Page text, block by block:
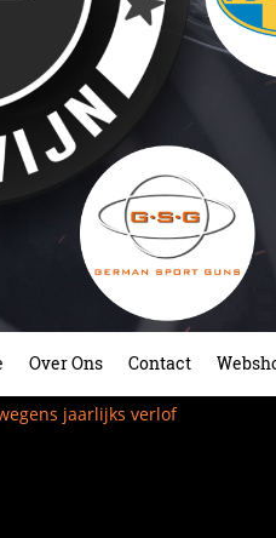
Over Ons Contact
jaarlijks verlof